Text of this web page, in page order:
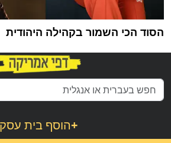
הסוד הכי השמור בקהילה היהודית
הוסף בית עסק+